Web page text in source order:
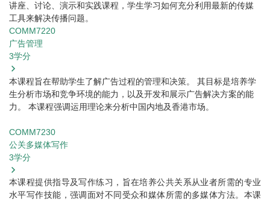
讲座、讨论、演示和实践课程，学生学习如何充分利用最新的传媒
工具来解决传播问题。
COMM7220
广告管理
3学分
本课程旨在帮助学生了解广告过程的管理和决策。 其目标是培养学
生分析市场和竞争环境的能力，以及开发和展示广告解决方案的能
力。 本课程强调运用理论来分析中国内地及香港市场。
COMM7230
公关多媒体写作
3学分
本课程提供指导及写作练习，旨在培养公共关系从业者所需的专业
水平写作技能，强调面对不同受众和媒体所需的多媒体方法。本课